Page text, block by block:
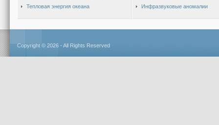
Тепловая энергия океана
Инфразвуковые аномалии
Copyright © 2026 - All Rights Reserved